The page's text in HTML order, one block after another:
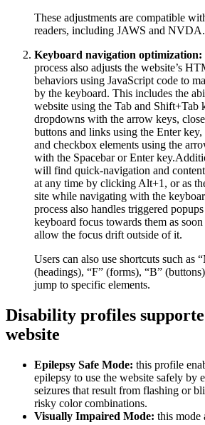
These adjustments are compatible
readers, including JAWS and NVDA.
Keyboard navigation optimization:
process also adjusts the website’s
behaviors using JavaScript code to
by the keyboard. This includes the
website using the Tab and Shift+Tab
dropdowns with the arrow keys,
buttons and links using the Enter
and checkbox elements using the
with the Spacebar or Enter
will find quick-navigation and
at any time by clicking Alt+1, or as
site while navigating with the
process also handles triggered
keyboard focus towards them as
allow the focus drift outside of it.
Users can also use shortcuts such as
(headings), “F” (forms), “B”
jump to specific elements.
Disability profiles
website
Epilepsy Safe Mode: this profile
epilepsy to use the website safely by
seizures that result from flashing or
risky color combinations.
Visually Impaired Mode: this mode